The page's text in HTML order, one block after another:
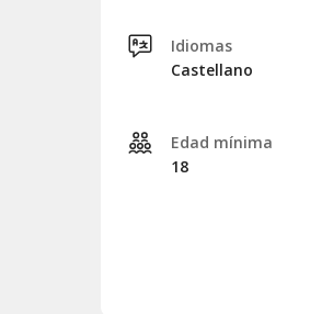
Idiomas
Castellano
Edad mínima
18